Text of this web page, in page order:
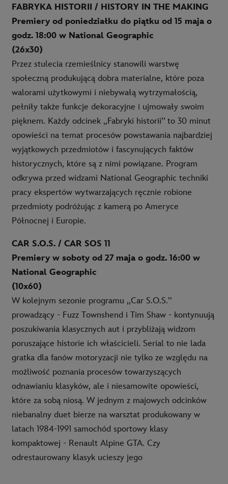
FABRYKA HISTORII / HISTORY IN THE MAKING
Premiery od poniedziałku do piątku od 15 maja o
godz. 18:00 w National Geographic
(26x30)
Przez stulecia rzemieślnicy stanowili warstwę
społeczną produkującą dobra materialne, które poza
walorami użytkowymi i niebywałą wytrzymałością,
pełniły także funkcje dekoracyjne i ujmowały swoim
pięknem. Każdy odcinek ,,Fabryki historii’’ to 30 minut
opowieści na temat procesów powstawania najbardziej
wyjątkowych przedmiotów i fascynujących faktów
historycznych, które są z nimi powiązane. Program
odkrywa przed widzami National Geographic techniki
pracy ekspertów wytwarzających ręcznie robione
przedmioty podróżując z kamerą po Ameryce
Północnej i Europie.
CAR S.O.S. / CAR SOS 11
Premiery w soboty od 27 maja o godz. 16:00 w
National Geographic
(10x60)
W kolejnym sezonie programu ,,Car S.O.S.’’
prowadzący - Fuzz Townshend i Tim Shaw - kontynuują
poszukiwania klasycznych aut i przybliżają widzom
poruszające historie ich właścicieli. Serial to nie lada
gratka dla fanów motoryzacji nie tylko ze względu na
możliwość poznania procesów towarzyszących
odnawianiu klasyków, ale i niesamowite opowieści,
które za sobą niosą. W jednym z majowych odcinków
niebanalny duet bierze na warsztat produkowany w
latach 1984-1991 samochód sportowy klasy
kompaktowej - Renault Alpine GTA. Czy
odrestaurowany klasyk ucieszy jego